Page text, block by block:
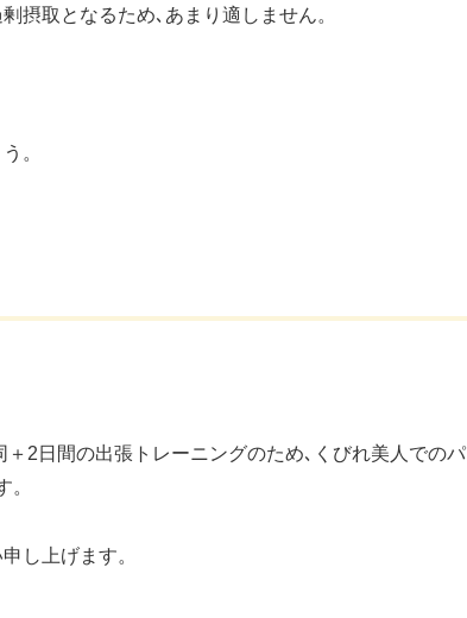
摂取となるため､あまり適しません。
。
2日間の出張トレーニングのため､くびれ美人でのパ
し上げます。